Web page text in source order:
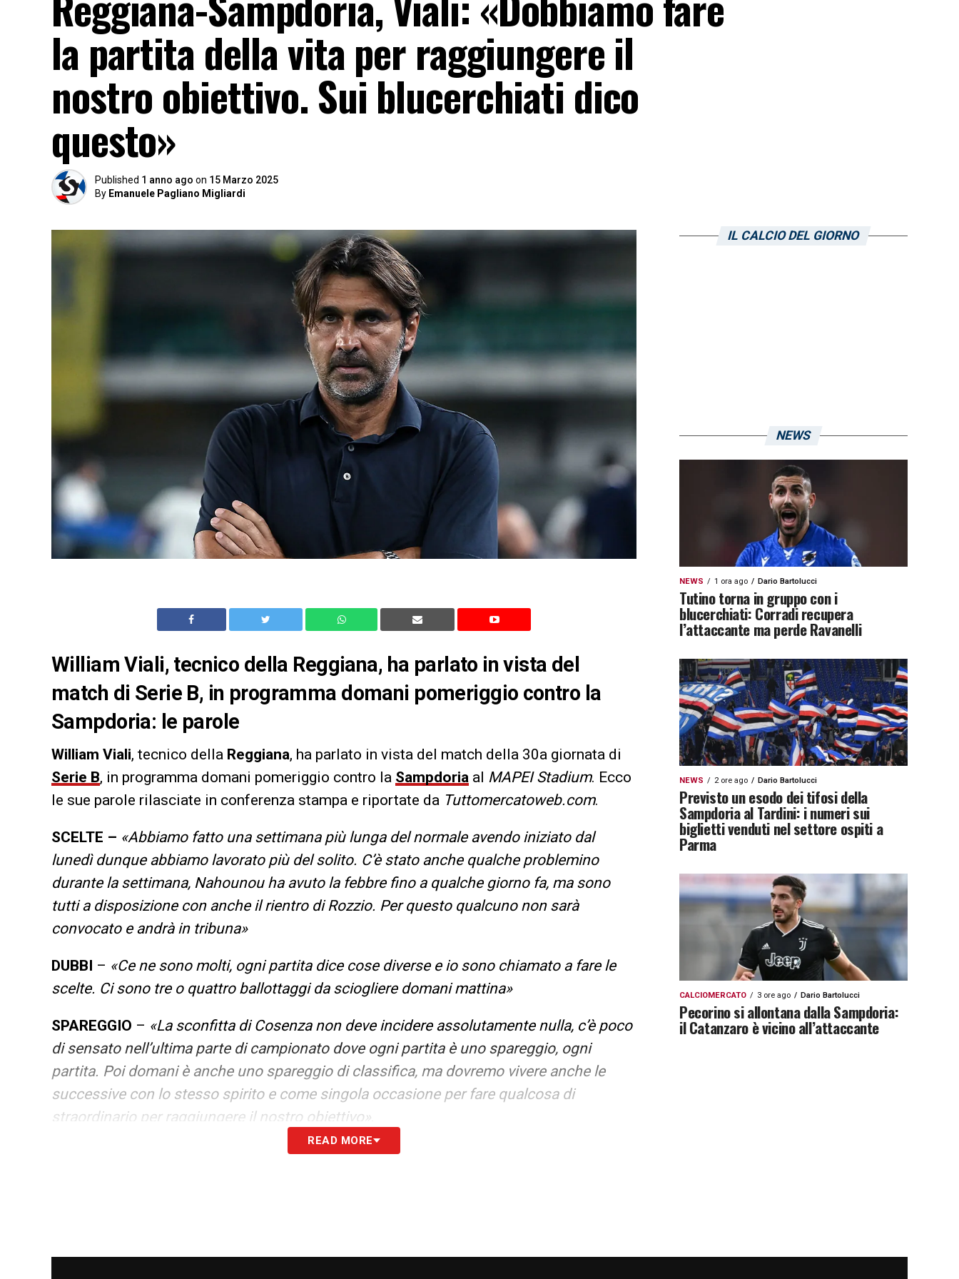
la partita della vita per raggiungere il
nostro obiettivo. Sui blucerchiati dico
questo»
Published 1 anno ago on 15 Marzo 2025
By Emanuele Pagliano Migliardi
William Viali, tecnico della Reggiana, ha parlato in vista del
match di Serie B, in programma domani pomeriggio contro la
Sampdoria: le parole
William Viali, tecnico della Reggiana, ha parlato in vista del match della 30a giornata di
Serie B, in programma domani pomeriggio contro la Sampdoria al MAPEI Stadium. Ecco
le sue parole rilasciate in conferenza stampa e riportate da Tuttomercatoweb.com.
SCELTE – «Abbiamo fatto una settimana più lunga del normale avendo iniziato dal
lunedì dunque abbiamo lavorato più del solito. C’è stato anche qualche problemino
durante la settimana, Nahounou ha avuto la febbre fino a qualche giorno fa, ma sono
tutti a disposizione con anche il rientro di Rozzio. Per questo qualcuno non sarà
convocato e andrà in tribuna»
DUBBI – «Ce ne sono molti, ogni partita dice cose diverse e io sono chiamato a fare le
scelte. Ci sono tre o quattro ballottaggi da sciogliere domani mattina»
SPAREGGIO – «La sconfitta di Cosenza non deve incidere assolutamente nulla, c’è poco
di sensato nell’ultima parte di campionato dove ogni partita è uno spareggio, ogni
partita. Poi domani è anche uno spareggio di classifica, ma dovremo vivere anche le
successive con lo stesso spirito e come singola occasione per fare qualcosa di
straordinario per raggiungere il nostro obiettivo»
«Si tratta di una squadra chiaramente costruita per altri obiettivi,
READ MORE
IL CALCIO DEL GIORNO
NEWS
NEWS 1 ora ago Dario Bartolucci
Tutino torna in gruppo con i
blucerchiati: Corradi recupera
l’attaccante ma perde Ravanelli
NEWS 2 ore ago Dario Bartolucci
Previsto un esodo dei tifosi della
Sampdoria al Tardini: i numeri sui
biglietti venduti nel settore ospiti a
Parma
CALCIOMERCATO 3 ore ago Dario Bartolucci
Pecorino si allontana dalla Sampdoria:
il Catanzaro è vicino all’attaccante